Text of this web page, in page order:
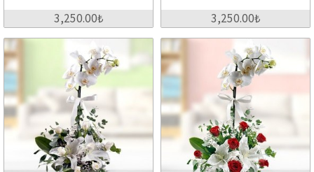
3,250.00₺ 3,250.00₺